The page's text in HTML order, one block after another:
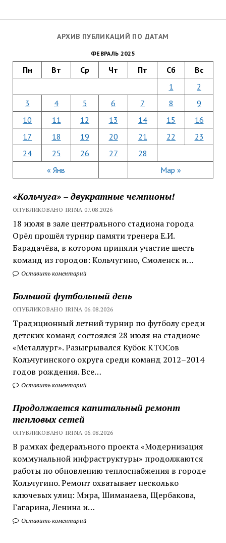
АРХИВ ПУБЛИКАЦИЙ ПО ДАТАМ
ФЕВРАЛЬ 2025
Пн Вт Ср Чт Пт Сб Вс
« Янв Мар »
1
2
3
4 5 6 7 8
9
10
11 12 13 14 15
16
17
18 19 20 21 22
23
24
25 26 27 28
«Кольчуга» – двукратные чемпионы!
ОПУБЛИКОВАНО IRINA 07.08.2026
18 июля в зале центрального стадиона города
Орёл прошёл турнир памяти тренера Е.И.
Барадачёва, в котором приняли участие шесть
команд из городов: Кольчугино, Смоленск и…
Оставить коментарий
Большой футбольный день
ОПУБЛИКОВАНО IRINA 06.08.2026
Традиционный летний турнир по футболу среди
детских команд состоялся 28 июля на стадионе
«Металлург». Разыгрывался Кубок КТОСов
Кольчугинского округа среди команд 2012–2014
годов рождения. Все…
Оставить коментарий
Продолжается капитальный ремонт
тепловых сетей
ОПУБЛИКОВАНО IRINA 06.08.2026
В рамках федерального проекта «Модернизация
коммунальной инфраструктуры» продолжаются
работы по обновлению теплоснабжения в городе
Кольчугино. Ремонт охватывает несколько
ключевых улиц: Мира, Шиманаева, Щербакова,
Гагарина, Ленина и…
Оставить коментарий